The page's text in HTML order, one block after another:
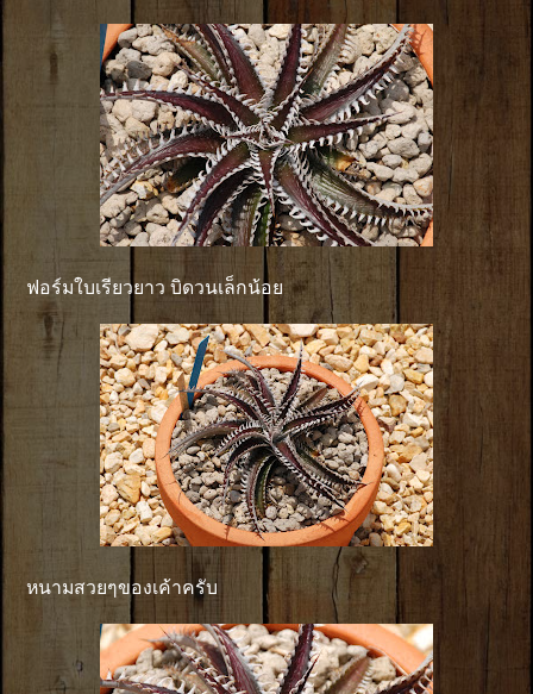
ฟอร์มใบเรียวยาว บิดวนเล็กน้อย
หนามสวยๆของเค้าครับ